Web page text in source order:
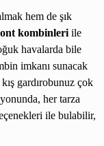
hem de şık
kombinleri ile
havalarda bile
imkanı sunacak
gardırobunuz çok
her tarza
ile bulabilir,